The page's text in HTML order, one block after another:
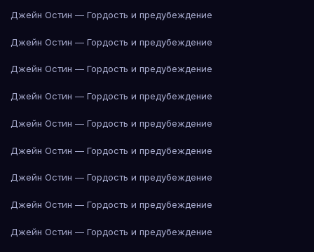
Джейн Остин — Гордость и предубеждение
Джейн Остин — Гордость и предубеждение
Джейн Остин — Гордость и предубеждение
Джейн Остин — Гордость и предубеждение
Джейн Остин — Гордость и предубеждение
Джейн Остин — Гордость и предубеждение
Джейн Остин — Гордость и предубеждение
Джейн Остин — Гордость и предубеждение
Джейн Остин — Гордость и предубеждение